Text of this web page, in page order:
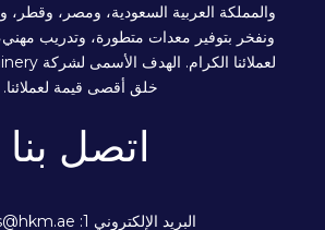
والمملكة العربية السعودية، ومصر، وقطر،
ونفخر بتوفير معدات متطورة، وتدريب
خلق أقصى قيمة لعملائنا.
اتصل بنا
البريد الإلكتروني 1: sales@hkm.ae